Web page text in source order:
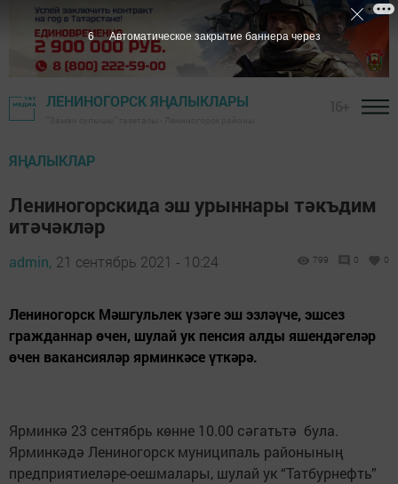
ЛЕНИНОГОРСК ЯҢАЛЫКЛАРЫ
ЯҢАЛЫКЛАР
Лениногорскида эш урыннары тәкъдим
итәчәкләр
admin, 21 сентябрь 2021 - 10:24 799 0 0
Лениногорск Мәшгульлек үзәге эш эзләүче, эшсез
гражданнар өчен, шулай ук пенсия алды яшендәгеләр
өчен вакансияләр ярминкәсе үткәрә.
Ярминкә 23 сентябрь көнне 10.00 сәгатьтә була.
Ярминкәдә Лениногорск муниципаль районының
предприятиеләре-оешмалары, шулай ук “Татбурнефть”
5 Автоматическое закрытие баннера через